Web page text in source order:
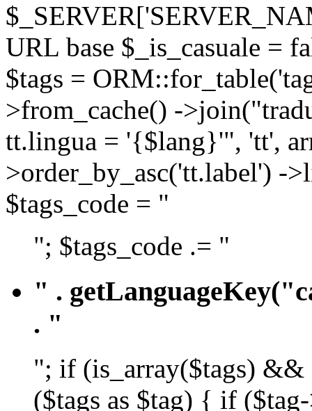
URL base $_is_casuale =
$tags =
>from_cache() -
tt.lingua = '{$lang}'", 'tt',
>order_by_asc('tt.label') -
$tags_code = "
"; $tags_code .= "
" .
. "
"; if (is_array($tags) &&
($tags as $tag) { if